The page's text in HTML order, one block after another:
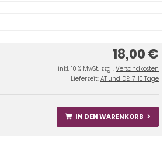
18,00 €
inkl. 10 % MwSt. zzgl. Versandkosten
Lieferzeit: AT und DE: 7-10 Tage
IN DEN WARENKORB